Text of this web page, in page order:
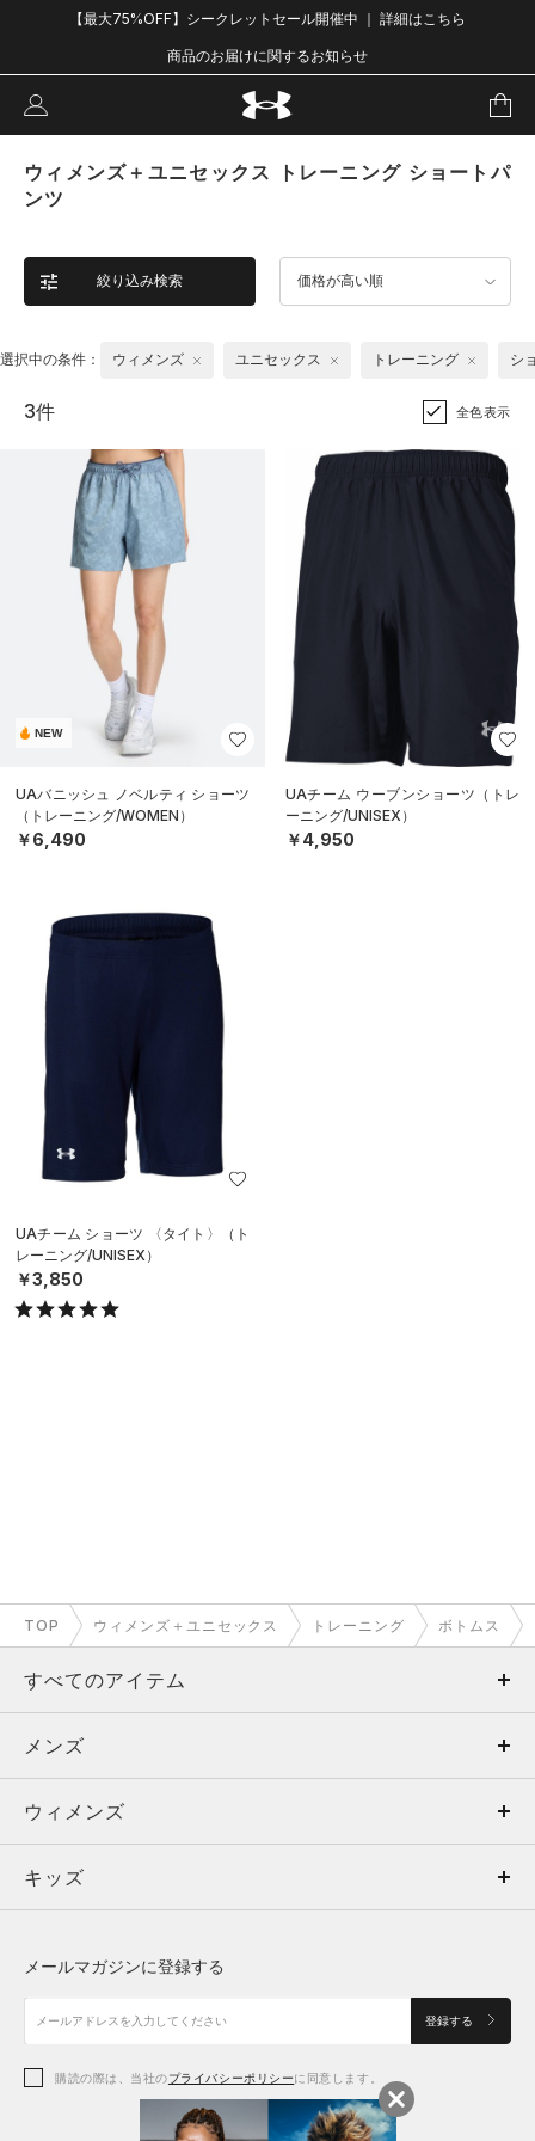
【最大75%OFF】シークレットセール開催中 ｜ 詳細はこちら
商品のお届けに関するお知らせ
ウィメンズ＋ユニセックス トレーニング ショートパ
ンツ
絞り込み検索 価格が高い順
選択中の条件： ウィメンズ ユニセックス トレーニング シ
3件 全色表示
NEW
UAバニッシュ ノベルティ ショーツ
（トレーニング/WOMEN）
￥6,490
UAチーム ウーブンショーツ（トレ
ーニング/UNISEX）
￥4,950
UAチーム ショーツ 〈タイト〉（ト
レーニング/UNISEX）
￥3,850
TOP ウィメンズ＋ユニセックス トレーニング ボトムス
すべてのアイテム
メンズ
ウィメンズ
キッズ
アクセサリー
メンズ
トップス
ボトムス
アクセサリー
ウィメンズ
トップス
シューズ
アクセサリー
キッズ
シューズ
メールマガジンに登録する
登録する
購読の際は、当社のプライバシーポリシーに同意します。